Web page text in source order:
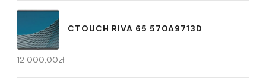
CTOUCH RIVA 65 570A9713D
12 000,00zł